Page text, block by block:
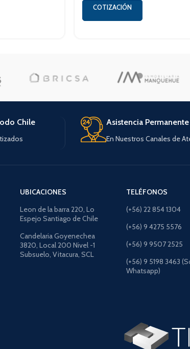
COTIZACIÓN
Chile Asistencia Permanente
En Nuestros Canales de
UBICACIONES
Leon de la barra 220, Lo
Espejo Santiago de Chile
Candelaria Goyenechea
3820, Local 200 Nivel -1
Subsuelo, Vitacura, SCL
TELÉFONOS
(+56) 22 854 1304
(+56) 9 4275 5576
(+56) 9 9507 2525
(+56) 9 5198 3463
Whatsapp)